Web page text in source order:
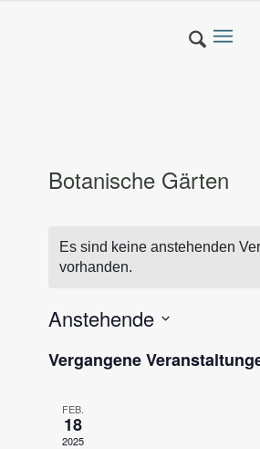
Botanische Gärten
Es sind keine anstehenden
vorhanden.
Anstehende
wählen.
Vergangene
FEB.
18
2025